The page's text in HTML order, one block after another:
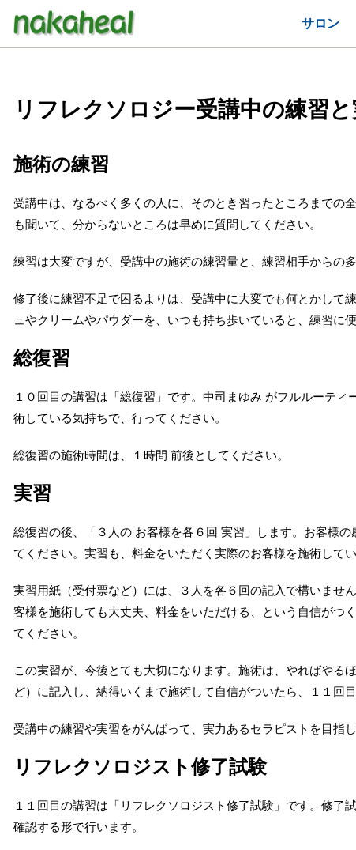
サロン
リフレクソロジー受講中の練習
施術の練習
受講中は、なるべく多くの人に、そのとき習ったところまでの
も聞いて、分からないところは早めに質問してください。
練習は大変ですが、受講中の施術の練習量と、練習相手からの
修了後に練習不足で困るよりは、受講中に大変でも何とかして
ュやクリームやパウダーを、いつも持ち歩いていると、練習に便
総復習
１０回目の講習は「総復習」です。中司まゆみ がフルルーテ
術している気持ちで、行ってください。
総復習の施術時間は、１時間 前後としてください。
実習
総復習の後、「３人の お客様を各６回 実習」します。お客様
てください。実習も、料金をいただく実際のお客様を施術して
実習用紙（受付票など）には、３人を各６回の記入で構いませ
客様を施術しても大丈夫、料金をいただける、という自信がつ
てください。
この実習が、今後とても大切になります。施術は、やればやる
ど）に記入し、納得いくまで施術して自信がついたら、１１回
受講中の練習や実習をがんばって、実力あるセラピストを目指し
リフレクソロジスト修了試験
１１回目の講習は「リフレクソロジスト修了試験」です。修了
確認する形で行います。